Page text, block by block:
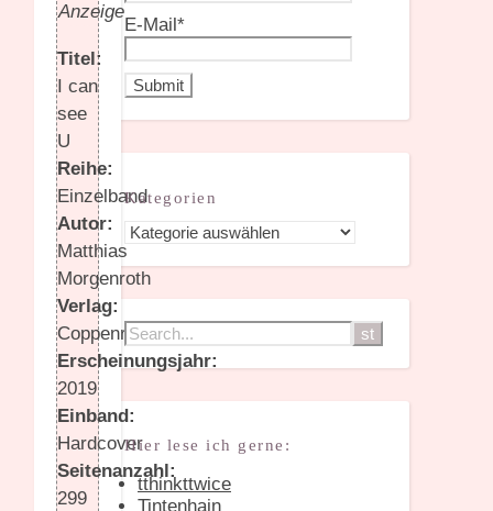
Anzeige
Titel:
I can
see
U
Reihe:
Einzelband
Autor:
Matthias
Morgenroth
Verlag:
Coppenrath
Erscheinungsjahr:
2019
Einband:
Hardcover
Seitenanzahl:
299
E-Mail*
Kategorien
Kategorien
Hier lese ich gerne:
tthinkttwice
Tintenhain